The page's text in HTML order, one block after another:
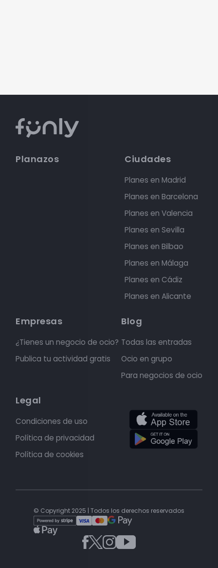
Planazos Ciudades
Planes en Madrid
Planes en Barcelona
Planes en Valencia
Planes en Sevilla
Planes en Bilbao
Planes en Málaga
Planes en Cádiz
Planes en Alicante
Empresas
¿Tienes un negocio de ocio?
Publica tu actividad gratis
Blog
Todas las entradas
Ocio en grupo
Para negocios de ocio
Legal
Condiciones de uso
Política de privacidad
Política de cookies
© Copyright 2025 | Todos los derechos reservados